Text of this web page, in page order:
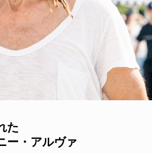
た
ー・アルヴァ